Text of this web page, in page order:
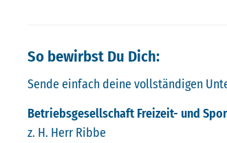
So bewirbst Du Dich:
Sende einfach deine vollständigen
Betriebsgesellschaft Freizeit- und
z. H. Herr Ribbe